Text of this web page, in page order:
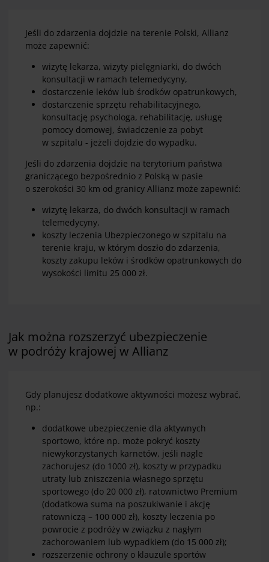
Jeśli do zdarzenia dojdzie na terenie Polski, Allianz
może zapewnić:
wizytę lekarza, wizyty pielęgniarki, do dwóch
konsultacji w ramach telemedycyny,
dostarczenie leków lub środków opatrunkowych,
dostarczenie sprzętu rehabilitacyjnego,
konsultację psychologa, rehabilitację, usługę
pomocy domowej, świadczenie za pobyt
w szpitalu - jeżeli dojdzie do wypadku.
Jeśli do zdarzenia dojdzie na terytorium państwa
graniczącego bezpośrednio z Polską w pasie
o szerokości 30 km od granicy Allianz może zapewnić:
wizytę lekarza, do dwóch konsultacji w ramach
telemedycyny,
koszty leczenia Ubezpieczonego w szpitalu na
terenie kraju, w którym doszło do zdarzenia,
koszty zakupu leków i środków opatrunkowych do
wysokości limitu 25 000 zł.
Jak można rozszerzyć ubezpieczenie
w podróży krajowej w Allianz
Gdy planujesz dodatkowe aktywności możesz wybrać,
np.:
dodatkowe ubezpieczenie dla aktywnych
sportowo, które np. może pokryć koszty
niewykorzystanych karnetów, jeśli nagle
zachorujesz (do 1000 zł), koszty w przypadku
utraty lub zniszczenia własnego sprzętu
sportowego (do 20 000 zł), ratownictwo Premium
(dodatkowa suma na poszukiwanie i akcję
ratowniczą – 100 000 zł), koszty leczenia po
powrocie z podróży w związku z nagłym
zachorowaniem lub wypadkiem (do 15 000 zł);
rozszerzenie ochrony o klauzule sportów